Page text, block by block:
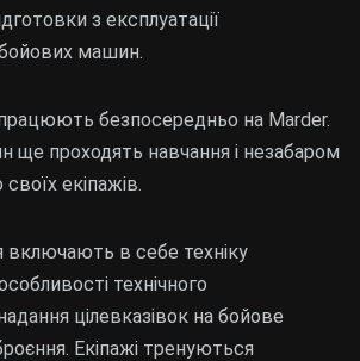
з експлуатації
машин.
безпосередньо на Marder.
проходять навчання і незабаром
екіпажів.
включають в себе техніку
технічного
цілевказівок на бойове
Екіпажі тренуються